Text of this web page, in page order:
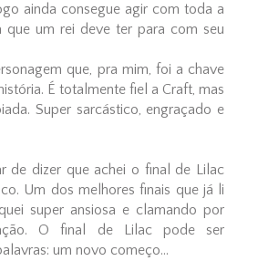
ainda consegue agir com toda a
que um rei deve ter para com seu
que, pra mim, foi a chave
É totalmente fiel a Craft, mas
Super sarcástico, engraçado e
de dizer que achei o final de Lilac
Um dos melhores finais que já li
super ansiosa e clamando por
O final de Lilac pode ser
um novo começo...